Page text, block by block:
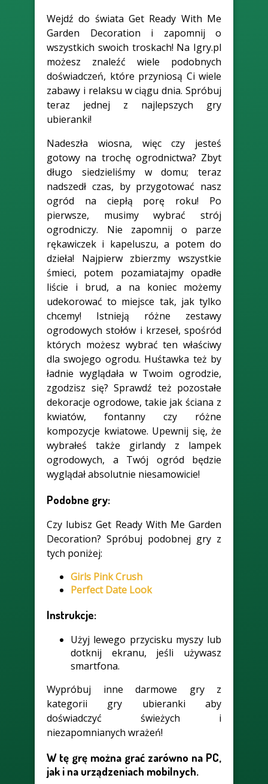
Wejdź do świata Get Ready With Me
Garden Decoration i zapomnij o
wszystkich swoich troskach! Na Igry.pl
możesz znaleźć wiele podobnych
doświadczeń, które przyniosą Ci wiele
zabawy i relaksu w ciągu dnia. Spróbuj
teraz jednej z najlepszych gry
ubieranki!
Nadeszła wiosna, więc czy jesteś
gotowy na trochę ogrodnictwa? Zbyt
długo siedzieliśmy w domu; teraz
nadszedł czas, by przygotować nasz
ogród na ciepłą porę roku! Po
pierwsze, musimy wybrać strój
ogrodniczy. Nie zapomnij o parze
rękawiczek i kapeluszu, a potem do
dzieła! Najpierw zbierzmy wszystkie
śmieci, potem pozamiatajmy opadłe
liście i brud, a na koniec możemy
udekorować to miejsce tak, jak tylko
chcemy! Istnieją różne zestawy
ogrodowych stołów i krzeseł, spośród
których możesz wybrać ten właściwy
dla swojego ogrodu. Huśtawka też by
ładnie wyglądała w Twoim ogrodzie,
zgodzisz się? Sprawdź też pozostałe
dekoracje ogrodowe, takie jak ściana z
kwiatów, fontanny czy różne
kompozycje kwiatowe. Upewnij się, że
wybrałeś także girlandy z lampek
ogrodowych, a Twój ogród będzie
wyglądał absolutnie niesamowicie!
Podobne gry:
Czy lubisz Get Ready With Me Garden
Decoration? Spróbuj podobnej gry z
tych poniżej:
Girls Pink Crush
Perfect Date Look
Instrukcje:
Użyj lewego przycisku myszy lub
dotknij ekranu, jeśli używasz
smartfona.
Wypróbuj inne darmowe gry z
kategorii gry ubieranki aby
doświadczyć świeżych i
niezapomnianych wrażeń!
W tę grę można grać zarówno na PC,
jak i na urządzeniach mobilnych.